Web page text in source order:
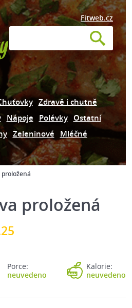
Fitweb.cz
Zdravě i chutně
Nápoje Polévky Ostatní
Zeleninové Mléčné
proložená
Porce:
neuvedeno
Kalorie:
neuvedeno